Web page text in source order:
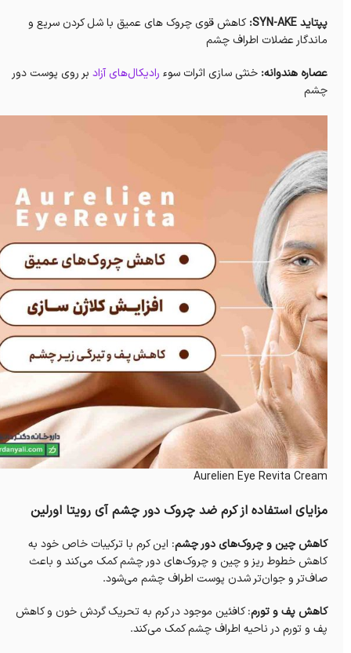
پپتاید SYN-AKE:
کاهش قوی چروک های عمیق با شل کردن سریع و
ماندگار عضلات اطراف چشم
عصاره هندوانه: خنثی سازی اثرات سوء رادیکال‌های آزاد بر روی پوست دور
چشم
Aurelien Eye Revita Cream
مزایای استفاده از کرم ضد چروک دور چشم آی رویتا اورلین
کاهش چین و چروک‌های دور چشم: این کرم با ترکیبات خاص خود به
کاهش خطوط ریز و چین و چروک‌های دور چشم کمک می‌کند و باعث
صاف‌تر و جوان‌تر شدن پوست اطراف چشم می‌شود.
کاهش پف و تورم: کافئین موجود در کرم به تحریک گردش خون و کاهش
پف و تورم در ناحیه اطراف چشم کمک می‌کند.